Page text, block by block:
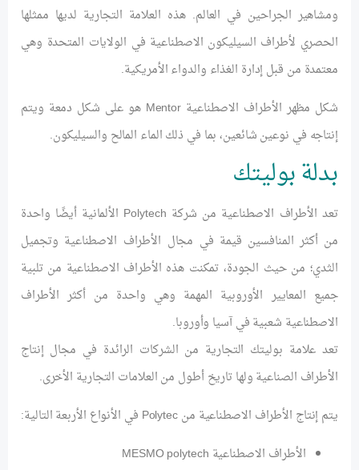
ومشاهير الجراحين في العالم. هذه العلامة التجارية لديها ممثلها
الحصري لأطراف السيليكون الاصطناعية في الولايات المتحدة وهي
معتمدة من قبل إدارة الغذاء والدواء الأمريكية.
شكل مظهر الأطراف الاصطناعية Mentor هو على شكل دمعة ويتم
إنتاجه في نوعين شائعين، بما في ذلك الماء المالح والسيليكون.
بدلة بوليتك
تعد الأطراف الاصطناعية من شركة Polytech الألمانية أيضًا واحدة
من أكثر المنافسين قيمة في مجال الأطراف الاصطناعية وتجميل
الثدي؛ من حيث الجودة، تمكنت هذه الأطراف الاصطناعية من تلبية
جميع المعايير الأوروبية المهمة وهي واحدة من أكثر الأطراف
الاصطناعية شعبية في آسيا وأوروبا.
تعد علامة بوليتك التجارية من الشركات الرائدة في مجال إنتاج
الأطراف الصناعية ولها تاريخ أطول من العلامات التجارية الأخرى.
يتم إنتاج الأطراف الاصطناعية من Polytec في الأنواع الأربعة التالية:
الأطراف الاصطناعية MESMO polytech